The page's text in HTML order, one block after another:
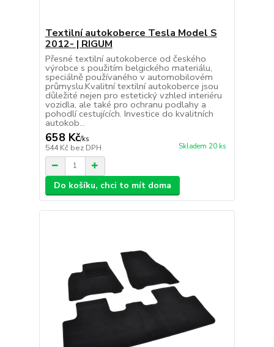
Textilní autokoberce Tesla Model S
2012- | RIGUM
Přesné textilní autokoberce od českého
výrobce s použitím belgického materiálu,
speciálně používaného v automobilovém
průmyslu.Kvalitní textilní autokoberce jsou
důležité nejen pro estetický vzhled interiéru
vozidla, ale také pro ochranu podlahy a
pohodlí cestujících. Investice do kvalitních
autokob...
658 Kč/ks
544 Kč bez DPH Skladem 20 ks
Do košíku, chci to mít doma